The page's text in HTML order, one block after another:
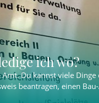
ich wo?
Du kannst viele Dinge
beantragen, einen